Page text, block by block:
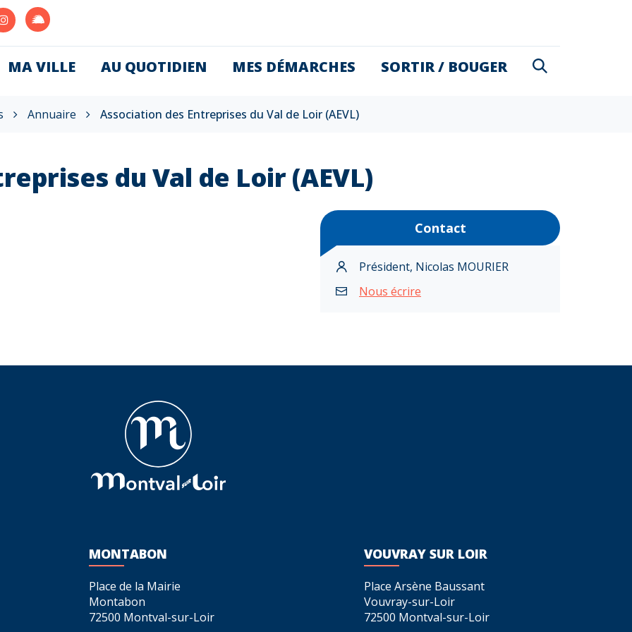
Lien
compte
Lien
compte
MA VILLE AU QUOTIDIEN MES DÉMARCHES SORTIR / BOUGER
Annuaire Association des Entreprises du Val de Loir (AEVL)
du Val de Loir (AEVL)
Contact
Président, Nicolas MOURIER
Nous écrire
MONTABON
Place de la Mairie
Montabon
72500 Montval-sur-Loir
VOUVRAY SUR LOIR
Place Arsène Baussant
Vouvray-sur-Loir
72500 Montval-sur-Loir